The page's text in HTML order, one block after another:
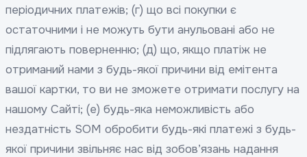
періодичних платежів; (г) що всі покупки є
остаточними і не можуть бути анульовані або не
підлягають поверненню; (д) що, якщо платіж не
отриманий нами з будь-якої причини від емітента
вашої картки, то ви не зможете отримати послугу на
нашому Сайті; (e) будь-яка неможливість або
нездатність SOM обробити будь-які платежі з будь-
якої причини звільняє нас від зобов’язань надання